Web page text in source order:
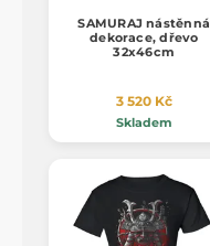
SAMURAJ nástěnná
dekorace, dřevo
32x46cm
3 520 Kč
Skladem